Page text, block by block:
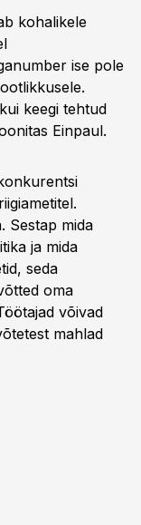
kohalikele
ise pole
keegi tehtud
Einpaul.
Sestap mida
ja mida
seda
oma
võivad
mahlad